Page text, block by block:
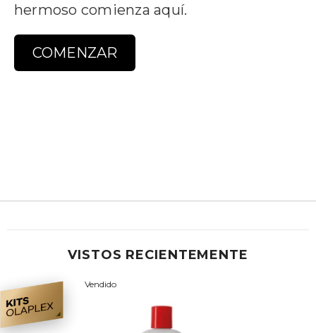
hermoso comienza aquí.
COMENZAR
VISTOS RECIENTEMENTE
Vendido